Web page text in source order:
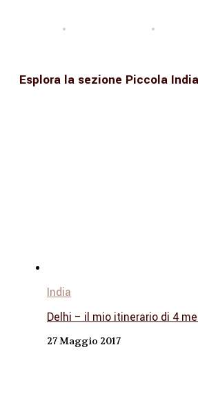
Esplora la sezione Piccola India
India
Delhi – il mio itinerario di 4
27 Maggio 2017